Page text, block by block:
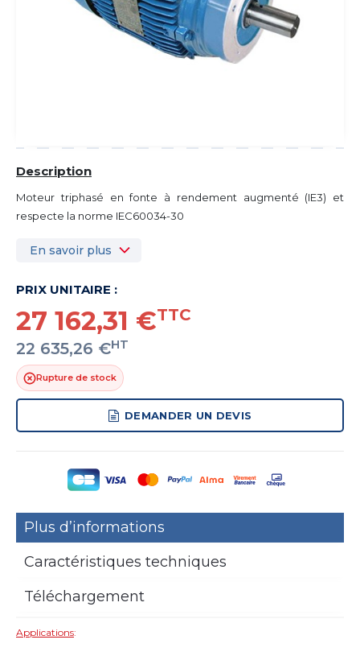
Description
Moteur triphasé en fonte à rendement augmenté (IE3) et
respecte la norme IEC60034-30
En savoir plus
PRIX UNITAIRE :
27 162,31 €TTC
22 635,26 €HT
Rupture de stock
DEMANDER UN DEVIS
Plus d’informations
Caractéristiques techniques
Téléchargement
Applications: